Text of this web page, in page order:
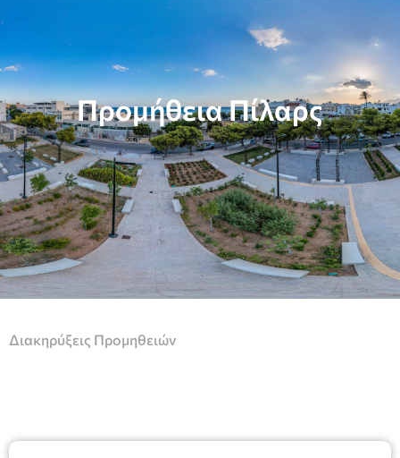
Προμήθεια Πίλαρς
Διακηρύξεις Προμηθειών